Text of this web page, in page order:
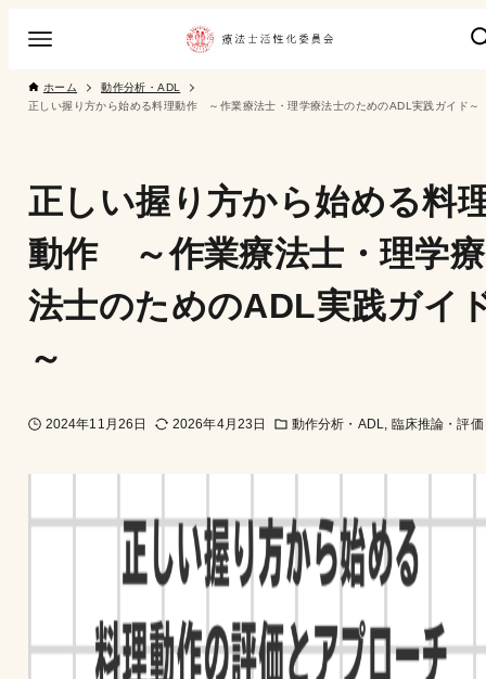
ホーム
動作分析・ADL
正しい握り方から始める料理動作 ～作業療法士・理学療法士のためのADL実践ガイド～
正しい握り方から始める料
動作 ～作業療法士・理学療
法士のためのADL実践ガイ
～
2024年11月26日 2026年4月23日 動作分析・ADL 臨床推論・評価